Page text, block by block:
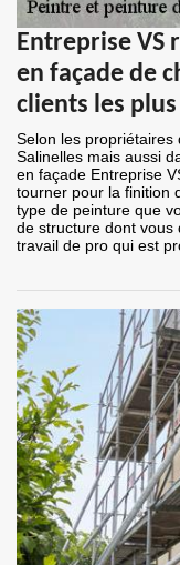
Entreprise VS
en façade de
clients les
Selon les propriétaires
Salinelles mais aussi
en façade Entreprise
tourner pour la finition
type de peinture que
de structure dont vous
travail de pro qui est